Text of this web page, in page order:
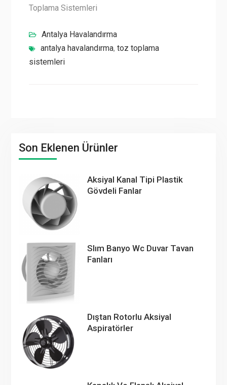
Toplama Sistemleri
Antalya Havalandırma
antalya havalandırma, toz toplama
sistemleri
Son Eklenen Ürünler
Aksiyal Kanal Tipi Plastik
Gövdeli Fanlar
Slım Banyo Wc Duvar Tavan
Fanları
Dıştan Rotorlu Aksiyal
Aspiratörler